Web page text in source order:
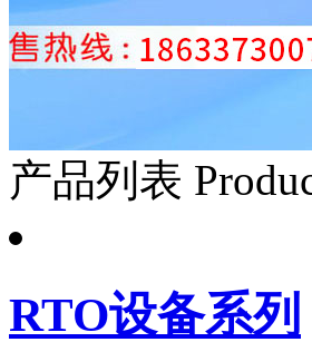
产品列表
RTO设备系列